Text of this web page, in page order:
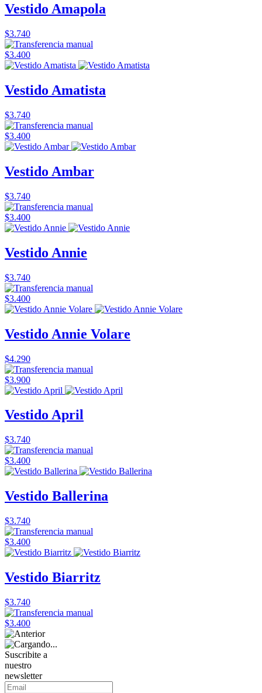
Vestido Amapola
$3.740
$3.400
Vestido Amatista
$3.740
$3.400
Vestido Ambar
$3.740
$3.400
Vestido Annie
$3.740
$3.400
Vestido Annie Volare
$4.290
$3.900
Vestido April
$3.740
$3.400
Vestido Ballerina
$3.740
$3.400
Vestido Biarritz
$3.740
$3.400
Suscribite a
nuestro
newsletter